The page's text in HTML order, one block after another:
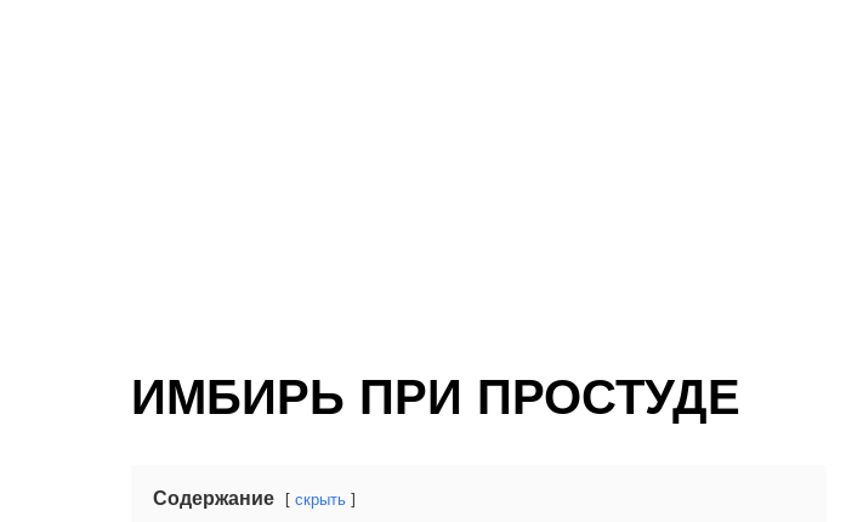
ИМБИРЬ ПРИ ПРОСТУДЕ
Содержание скрыть